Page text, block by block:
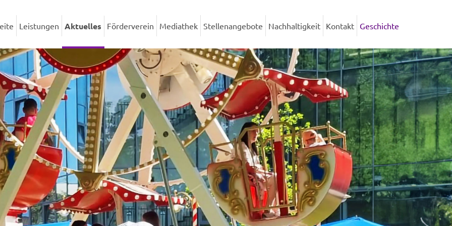
Leistungen Aktuelles Förderverein Mediathek Stellenangebote Nachhaltigkeit Kontakt Geschichte